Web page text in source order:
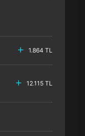
1.864 TL
12.115 TL